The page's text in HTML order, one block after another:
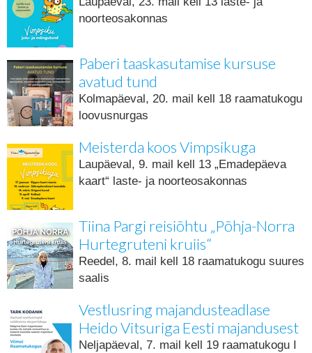
noorteosakonnas
Paberi taaskasutamise kursuse
avatud tund
Kolmapäeval, 20. mail kell 18 raamatukogu
loovusnurgas
Meisterda koos Vimpsikuga
Laupäeval, 9. mail kell 13 „Emadepäeva
kaart“ laste- ja noorteosakonnas
Tiina Pargi reisiõhtu „Põhja-Norra
Hurtegruteni kruiis“
Reedel, 8. mail kell 18 raamatukogu suures
saalis
Vestlusring majandusteadlase
Heido Vitsuriga Eesti majandusest
Neljapäeval, 7. mail kell 19 raamatukogu I